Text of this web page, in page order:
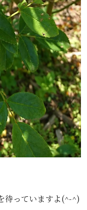
待っていますよ(^-^)